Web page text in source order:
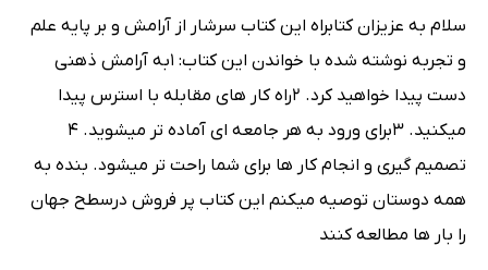
سلام به عزیزان کتابراه این کتاب سرشار از آرامش و بر پایه علم
و تجربه نوشته شده با خواندن این کتاب: ۱به آرامش ذهنی
دست پیدا خواهید کرد. ۲راه کار های مقابله با استرس پیدا
میکنید. ۳برای ورود به هر جامعه ای آماده تر میشوید. ۴
تصمیم گیری و انجام کار ها برای شما راحت تر میشود. بنده به
همه دوستان توصیه میکنم این کتاب پر فروش درسطح جهان
را بار ها مطالعه کنند